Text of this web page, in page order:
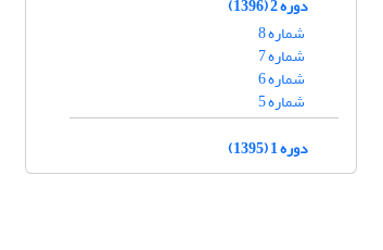
شماره 8
شماره 7
شماره 6
شماره 5
دوره 1 (1395)